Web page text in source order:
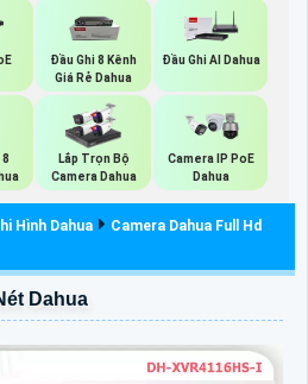
Đầu Ghi 8 Kênh
Giá Rẻ Dahua
Đầu Ghi AI Dahua
8
Lắp Trọn Bộ
Camera Dahua
Camera IP PoE
Dahua
Hình Dahua
Camera Dahua Full Hd
Dahua